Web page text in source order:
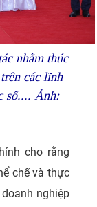
nhằm thúc
các lĩnh
số.... Ảnh:
cho rằng
chế và thực
nghiệp